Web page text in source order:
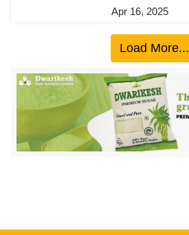
सा
ज
ग
व
Apr 16, 2025
Load More...